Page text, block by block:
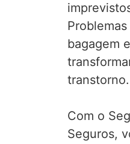
bagagem
transtorno.
Com o
Seguros,